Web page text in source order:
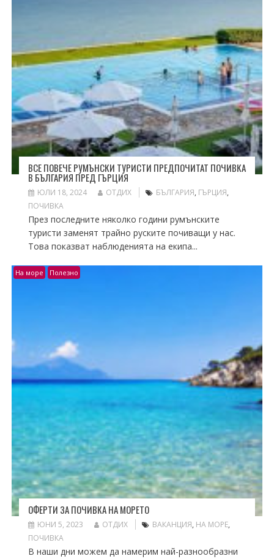
ВСЕ ПОВЕЧЕ РУМЪНСКИ ТУРИСТИ ПРЕДПОЧИТАТ ПОЧИВКА
В БЪЛГАРИЯ ПРЕД ГЪРЦИЯ
ЮЛИ 18, 2024 ОТДИХ БЪЛГАРИЯ, ГЪРЦИЯ,
ПОЧИВКА
През последните няколко години румънските
туристи заменят трайно руските почиващи у нас.
Това показват наблюденията на екипа...
На море Полезно
ОФЕРТИ ЗА ПОЧИВКА НА МОРЕТО
ЮНИ 5, 2023 ОТДИХ ВАКАНЦИЯ, НА МОРЕ,
ПОЧИВКА
В наши дни можем да намерим най-разнообразни